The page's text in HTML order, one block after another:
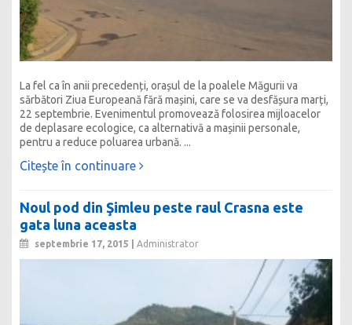
La fel ca în anii precedenți, orașul de la poalele Măgurii va
sărbători Ziua Europeană fără mașini, care se va desfășura marți,
22 septembrie. Evenimentul promovează folosirea mijloacelor
de deplasare ecologice, ca alternativă a mașinii personale,
pentru a reduce poluarea urbană. ...
Citește în continuare
Noul pod din Şimleu peste raul Crasna este
gata luna aceasta
septembrie 17, 2015 | Administrator